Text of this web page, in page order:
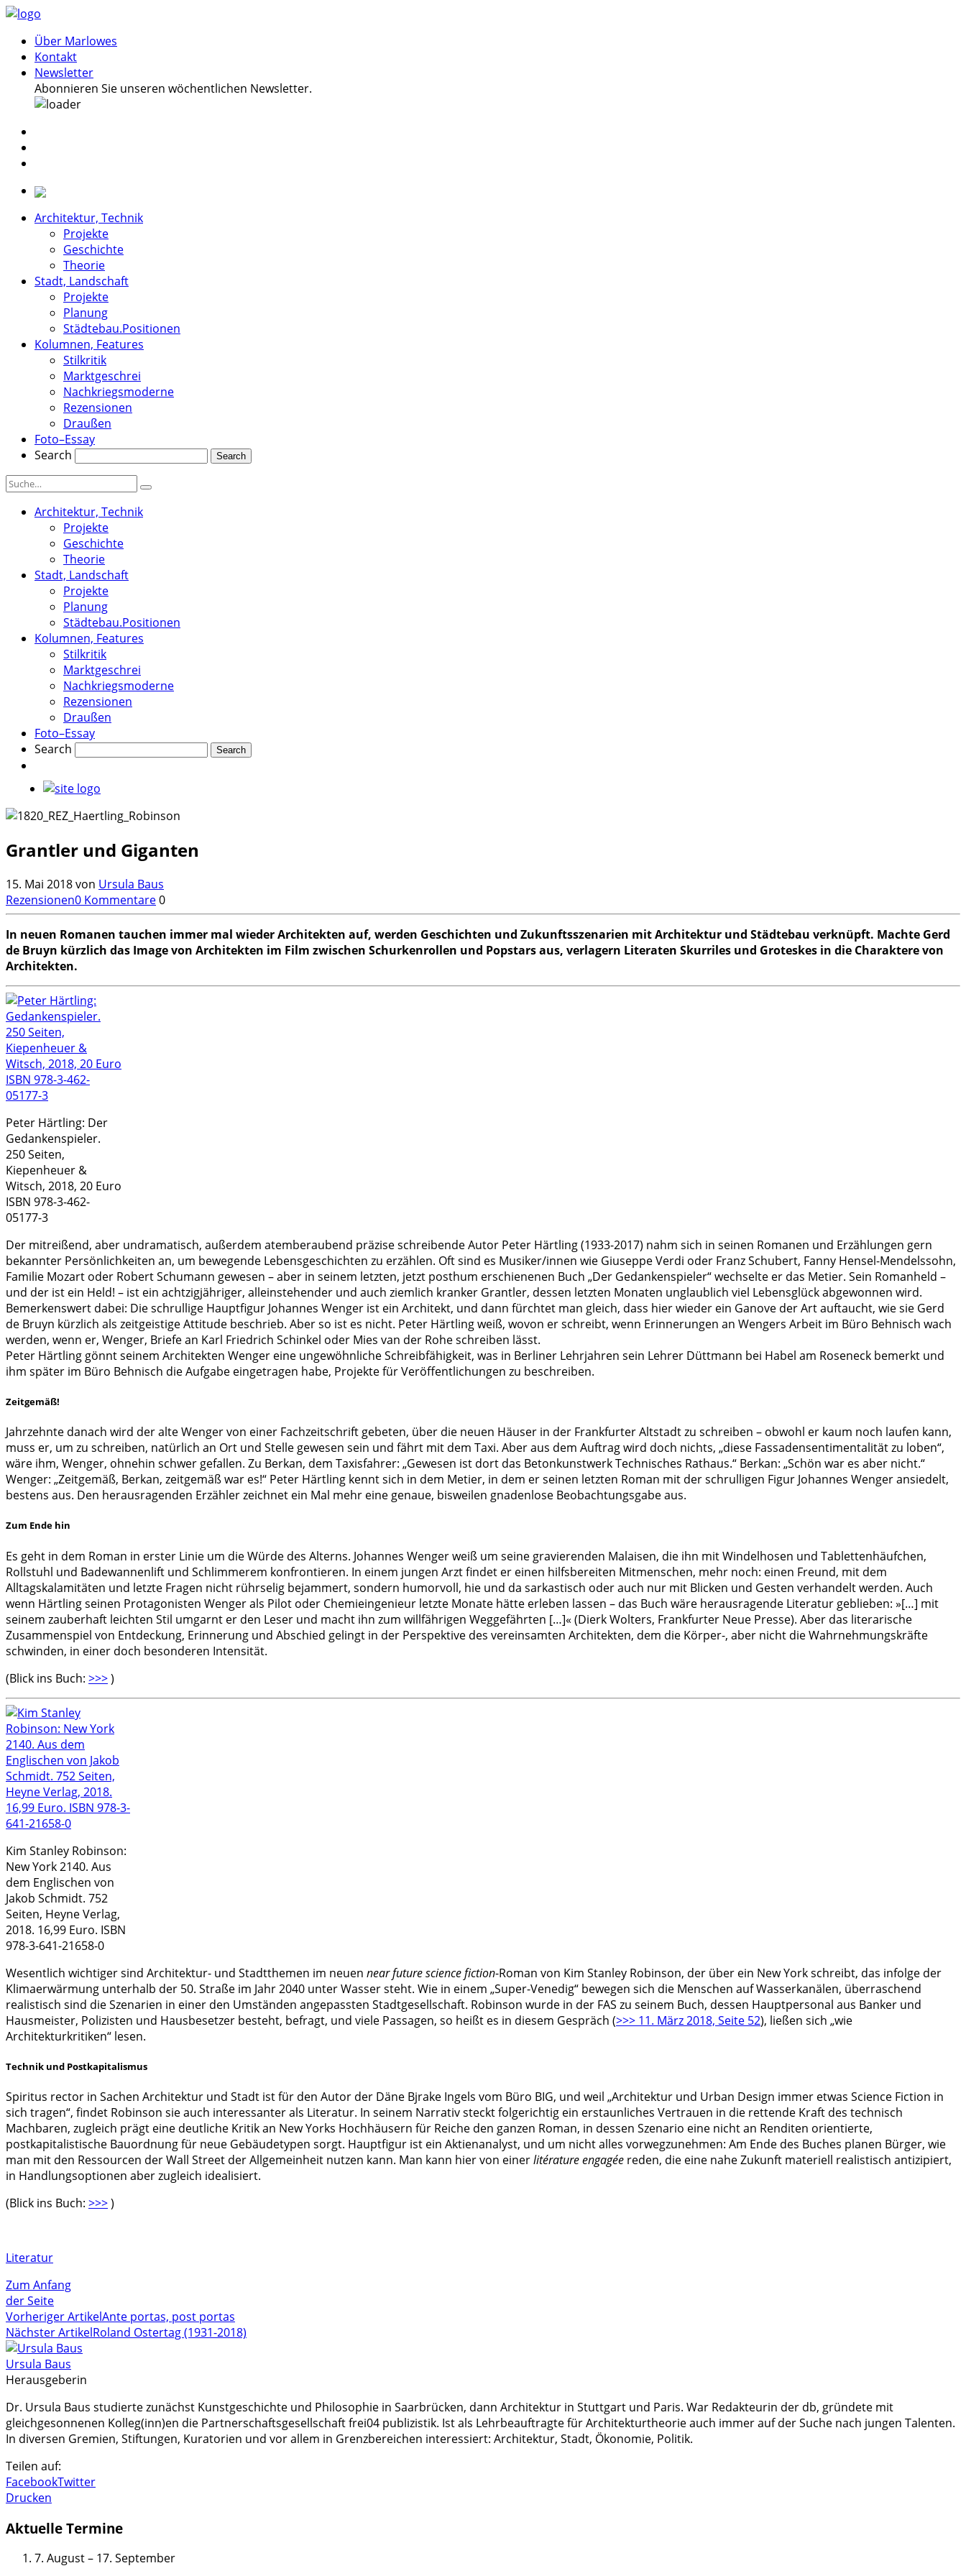
Über Marlowes
Kontakt
Newsletter
Abonnieren Sie unseren wöchentlichen Newsletter.
Architektur, Technik
Projekte
Geschichte
Theorie
Stadt, Landschaft
Projekte
Planung
Städtebau.Positionen
Kolumnen, Features
Stilkritik
Marktgeschrei
Nachkriegsmoderne
Rezensionen
Draußen
Foto–Essay
Search
Architektur, Technik
Projekte
Geschichte
Theorie
Stadt, Landschaft
Projekte
Planung
Städtebau.Positionen
Kolumnen, Features
Stilkritik
Marktgeschrei
Nachkriegsmoderne
Rezensionen
Draußen
Foto–Essay
Search
Grantler und Giganten
15. Mai 2018von Ursula Baus
Rezensionen0 Kommentare0
In neuen Romanen tauchen immer mal wieder Architekten auf, werden Geschichten und Zukunftsszenarien mit Architektur und Städtebau verknüpft. Machte Gerd
de Bruyn kürzlich das Image von Architekten im Film zwischen Schurkenrollen und Popstars aus, verlagern Literaten Skurriles und Groteskes in die Charaktere von
Architekten.
Peter Härtling: Der
Gedankenspieler.
250 Seiten,
Kiepenheuer &
Witsch, 2018, 20 Euro
ISBN 978-3-462-
05177-3
Der mitreißend, aber undramatisch, außerdem atemberaubend präzise schreibende Autor Peter Härtling (1933-2017) nahm sich in seinen Romanen und Erzählungen gern
bekannter Persönlichkeiten an, um bewegende Lebensgeschichten zu erzählen. Oft sind es Musiker/innen wie Giuseppe Verdi oder Franz Schubert, Fanny Hensel-Mendelssohn,
Familie Mozart oder Robert Schumann gewesen – aber in seinem letzten, jetzt posthum erschienenen Buch „Der Gedankenspieler“ wechselte er das Metier. Sein Romanheld –
und der ist ein Held! – ist ein achtzigjähriger, alleinstehender und auch ziemlich kranker Grantler, dessen letzten Monaten unglaublich viel Lebensglück abgewonnen wird.
Bemerkenswert dabei: Die schrullige Hauptfigur Johannes Wenger ist ein Architekt, und dann fürchtet man gleich, dass hier wieder ein Ganove der Art auftaucht, wie sie Gerd
de Bruyn kürzlich als zeitgeistige Attitude beschrieb. Aber so ist es nicht. Peter Härtling weiß, wovon er schreibt, wenn Erinnerungen an Wengers Arbeit im Büro Behnisch wach
werden, wenn er, Wenger, Briefe an Karl Friedrich Schinkel oder Mies van der Rohe schreiben lässt.
Peter Härtling gönnt seinem Architekten Wenger eine ungewöhnliche Schreibfähigkeit, was in Berliner Lehrjahren sein Lehrer Düttmann bei Habel am Roseneck bemerkt und
ihm später im Büro Behnisch die Aufgabe eingetragen habe, Projekte für Veröffentlichungen zu beschreiben.
Zeitgemäß!
Jahrzehnte danach wird der alte Wenger von einer Fachzeitschrift gebeten, über die neuen Häuser in der Frankfurter Altstadt zu schreiben – obwohl er kaum noch laufen kann,
muss er, um zu schreiben, natürlich an Ort und Stelle gewesen sein und fährt mit dem Taxi. Aber aus dem Auftrag wird doch nichts, „diese Fassadensentimentalität zu loben“,
wäre ihm, Wenger, ohnehin schwer gefallen. Zu Berkan, dem Taxisfahrer: „Gewesen ist dort das Betonkunstwerk Technisches Rathaus.“ Berkan: „Schön war es aber nicht.“
Wenger: „Zeitgemäß, Berkan, zeitgemäß war es!“ Peter Härtling kennt sich in dem Metier, in dem er seinen letzten Roman mit der schrulligen Figur Johannes Wenger ansiedelt,
bestens aus. Den herausragenden Erzähler zeichnet ein Mal mehr eine genaue, bisweilen gnadenlose Beobachtungsgabe aus.
Zum Ende hin
Es geht in dem Roman in erster Linie um die Würde des Alterns. Johannes Wenger weiß um seine gravierenden Malaisen, die ihn mit Windelhosen und Tablettenhäufchen,
Rollstuhl und Badewannenlift und Schlimmerem konfrontieren. In einem jungen Arzt findet er einen hilfsbereiten Mitmenschen, mehr noch: einen Freund, mit dem
Alltagskalamitäten und letzte Fragen nicht rührselig bejammert, sondern humorvoll, hie und da sarkastisch oder auch nur mit Blicken und Gesten verhandelt werden. Auch
wenn Härtling seinen Protagonisten Wenger als Pilot oder Chemieingenieur letzte Monate hätte erleben lassen – das Buch wäre herausragende Literatur geblieben: »[…] mit
seinem zauberhaft leichten Stil umgarnt er den Leser und macht ihn zum willfährigen Weggefährten […]« (Dierk Wolters, Frankfurter Neue Presse). Aber das literarische
Zusammenspiel von Entdeckung, Erinnerung und Abschied gelingt in der Perspektive des vereinsamten Architekten, dem die Körper-, aber nicht die Wahrnehmungskräfte
schwinden, in einer doch besonderen Intensität.
(Blick ins Buch: >>>)
Kim Stanley Robinson:
New York 2140. Aus
dem Englischen von
Jakob Schmidt. 752
Seiten, Heyne Verlag,
2018. 16,99 Euro. ISBN
978-3-641-21658-0
Wesentlich wichtiger sind Architektur- und Stadtthemen im neuen near future science fiction-Roman von Kim Stanley Robinson, der über ein New York schreibt, das infolge der
Klimaerwärmung unterhalb der 50. Straße im Jahr 2040 unter Wasser steht. Wie in einem „Super-Venedig“ bewegen sich die Menschen auf Wasserkanälen, überraschend
realistisch sind die Szenarien in einer den Umständen angepassten Stadtgesellschaft. Robinson wurde in der FAS zu seinem Buch, dessen Hauptpersonal aus Banker und
Hausmeister, Polizisten und Hausbesetzer besteht, befragt, und viele Passagen, so heißt es in diesem Gespräch (>>> 11. März 2018, Seite 52), ließen sich „wie
Architekturkritiken“ lesen.
Technik und Postkapitalismus
Spiritus rector in Sachen Architektur und Stadt ist für den Autor der Däne Bjrake Ingels vom Büro BIG, und weil „Architektur und Urban Design immer etwas Science Fiction in
sich tragen“, findet Robinson sie auch interessanter als Literatur. In seinem Narrativ steckt folgerichtig ein erstaunliches Vertrauen in die rettende Kraft des technisch
Machbaren, zugleich prägt eine deutliche Kritik an New Yorks Hochhäusern für Reiche den ganzen Roman, in dessen Szenario eine nicht an Renditen orientierte,
postkapitalistische Bauordnung für neue Gebäudetypen sorgt. Hauptfigur ist ein Aktienanalyst, und um nicht alles vorwegzunehmen: Am Ende des Buches planen Bürger, wie
man mit den Ressourcen der Wall Street der Allgemeinheit nutzen kann. Man kann hier von einerlitérature engagée reden, die eine nahe Zukunft materiell realistisch antizipiert,
in Handlungsoptionen aber zugleich idealisiert.
(Blick ins Buch: >>>)
Literatur
Zum Anfang
der Seite
Vorheriger ArtikelAnte portas, post portas
Nächster ArtikelRoland Ostertag (1931-2018)
Ursula Baus
Herausgeberin
Dr. Ursula Baus studierte zunächst Kunstgeschichte und Philosophie in Saarbrücken, dann Architektur in Stuttgart und Paris. War Redakteurin der db, gründete mit
gleichgesonnenen Kolleg(inn)en die Partnerschaftsgesellschaft frei04 publizistik. Ist als Lehrbeauftragte für Architekturtheorie auch immer auf der Suche nach jungen Talenten.
In diversen Gremien, Stiftungen, Kuratorien und vor allem in Grenzbereichen interessiert: Architektur, Stadt, Ökonomie, Politik.
Teilen auf:
FacebookTwitter
Drucken
Aktuelle Termine
7. August– 17. September